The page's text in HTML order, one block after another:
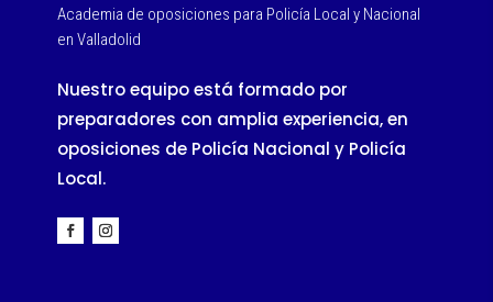
Academia de oposiciones para Policía Local y Nacional
en Valladolid
Nuestro equipo está formado por
preparadores con amplia experiencia, en
oposiciones de Policía Nacional y Policía
Local.